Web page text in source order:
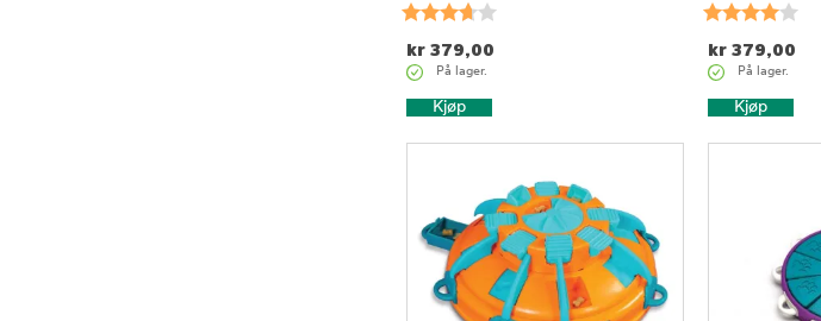
kr 379,00
På lager.
Kjøp
kr379,00
På lager.
Kjøp